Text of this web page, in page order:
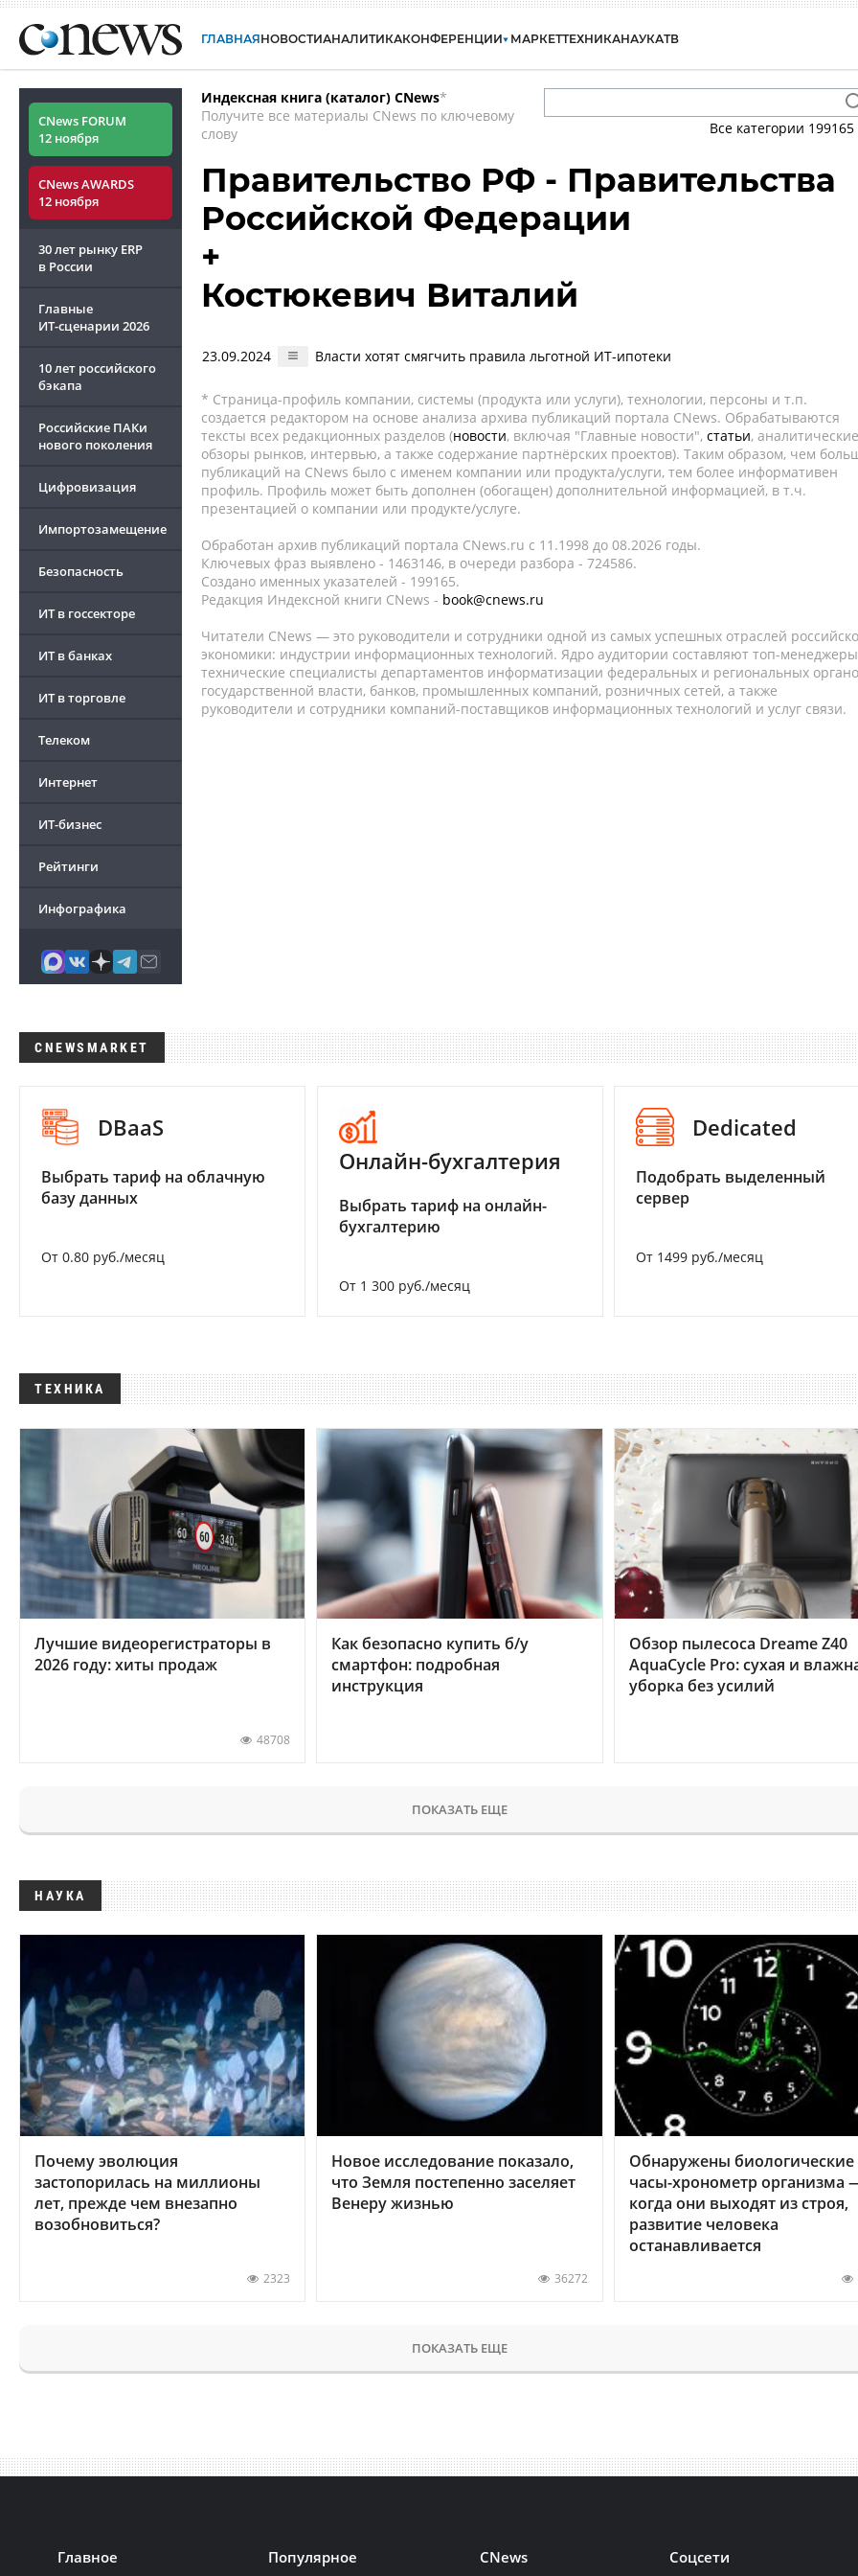
ГЛАВНАЯНОВОСТИАНАЛИТИКАКОНФЕРЕНЦИИ МАРКЕТТЕХНИКАНАУКАТВ
CNews FORUM
12 ноября
CNews AWARDS
12 ноября
30 лет рынку ERP
в России
Главные
ИТ-сценарии 2026
10 лет российского
бэкапа
Российские ПАКи
нового поколения
Цифровизация
Импортозамещение
Безопасность
ИТ в госсекторе
ИТ в банках
ИТ в торговле
Телеком
Интернет
ИТ-бизнес
Рейтинги
Инфографика
Индексная книга (каталог) CNews*
Получите все материалы CNews по ключевому
слову
Все категории 199165
Правительство РФ - Правительства
Российской Федерации
+
Костюкевич Виталий
23.09.2024 Власти хотят смягчить правила льготной ИТ-ипотеки
* Страница-профиль компании, системы (продукта или услуги), технологии, персоны и т.п.
создается редактором на основе анализа архива публикаций портала CNews. Обрабатываются
тексты всех редакционных разделов (новости, включая "Главные новости", статьи, аналитические
обзоры рынков, интервью, а также содержание партнёрских проектов). Таким образом, чем
публикаций на CNews было с именем компании или продукта/услуги, тем более информативен
профиль. Профиль может быть дополнен (обогащен) дополнительной информацией, в т.ч.
презентацией о компании или продукте/услуге.
Обработан архив публикаций портала CNews.ru c 11.1998 до 08.2026 годы.
Ключевых фраз выявлено - 1463146, в очереди разбора - 724586.
Создано именных указателей - 199165.
Редакция Индексной книги CNews - book@cnews.ru
Читатели CNews — это руководители и сотрудники одной из самых успешных отраслей
экономики: индустрии информационных технологий. Ядро аудитории составляют топ-
технические специалисты департаментов информатизации федеральных и региональных
государственной власти, банков, промышленных компаний, розничных сетей, а также
руководители и сотрудники компаний-поставщиков информационных технологий и услуг связи.
CNEWSMARKET
DBaaS
Выбрать тариф на облачную
базу данных
От 0.80 руб./месяц
Онлайн-бухгалтерия
Выбрать тариф на онлайн-
бухгалтерию
От 1 300 руб./месяц
Dedicated
Подобрать выделенный
сервер
От 1499 руб./месяц
ТЕХНИКА
Лучшие видеорегистраторы в
2026 году: хиты продаж
48708
Как безопасно купить б/у
смартфон: подробная
инструкция
Обзор пылесоса Dreame Z40
AquaCycle Pro: сухая и
уборка без усилий
ПОКАЗАТЬ ЕЩЕ
НАУКА
Почему эволюция
застопорилась на миллионы
лет, прежде чем внезапно
возобновиться?
2323
Новое исследование показало,
что Земля постепенно заселяет
Венеру жизнью
36272
Обнаружены биологические
часы-хронометр организма
когда они выходят из строя,
развитие человека
останавливается
ПОКАЗАТЬ ЕЩЕ
Главное Популярное CNews Соцсети